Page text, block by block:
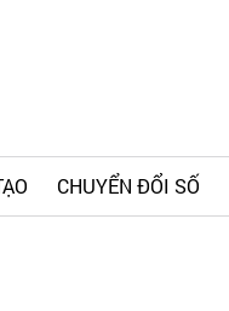
CHUYỂN ĐỔI SỐ